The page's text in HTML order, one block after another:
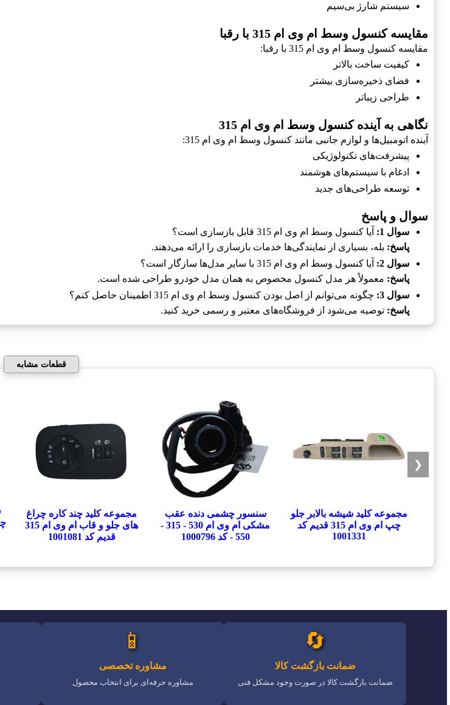
سیستم شارژ بی‌سیم
مقایسه کنسول وسط ام وی ام 315 با رقبا
مقایسه کنسول وسط ام وی ام 315 با رقبا:
کیفیت ساخت بالاتر
فضای ذخیره‌سازی بیشتر
طراحی زیباتر
نگاهی به آینده کنسول وسط ام وی ام 315
آینده اتومبیل‌ها و لوازم جانبی مانند کنسول وسط ام وی ام 315:
پیشرفت‌های تکنولوژیکی
ادغام با سیستم‌های هوشمند
توسعه طراحی‌های جدید
سوال و پاسخ
سوال 1:
آیا کنسول وسط ام وی ام 315 قابل بازسازی است؟
پاسخ: بله، بسیاری از نمایندگی‌ها خدمات بازسازی را ارائه می‌دهند.
سوال 2:
آیا کنسول وسط ام وی ام 315 با سایر مدل‌ها سازگار است؟
پاسخ: معمولاً هر مدل کنسول مخصوص به همان مدل خودرو طراحی شده است.
سوال 3:
چگونه می‌توانم از اصل بودن کنسول وسط ام وی ام 315 اطمینان حاصل کنم؟
پاسخ: توصیه می‌شود از فروشگاه‌های معتبر و رسمی خرید کنید.
قطعات مشابه
مجموعه کلید شیشه بالابر جلو
چپ ام وی ام 315 قدیم کد
1001331
سنسور چشمی دنده عقب
مشکی ام وی ام 530 - 315 -
550 - کد 1000796
مجموعه کلید چند کاره چراغ
های جلو و قاب ام وی ام 315
قدیم کد 1001081
❮
🔄
ضمانت بازگشت کالا
ضمانت بازگشت کالا در صورت وجود مشکل فنی
📱
مشاوره تخصصی
مشاوره حرفه‌ای برای انتخاب محصول